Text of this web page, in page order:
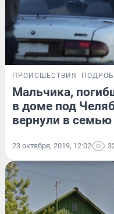
ПРОИСШЕСТВИЯ
Мальчика,
в доме под
вернули в семью
23 октября, 2019, 12:02